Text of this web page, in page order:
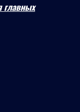
главных